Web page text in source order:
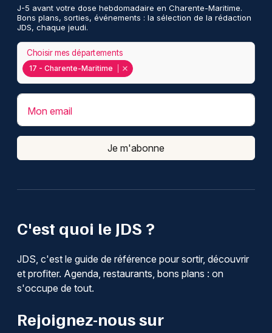
C'est quoi le JDS ?
JDS, c'est le guide de référence pour sortir, découvrir
et profiter. Agenda, restaurants, bons plans : on
s'occupe de tout.
Rejoignez-nous sur
J-5 avant votre dose hebdomadaire en Charente-Maritime.
Bons plans, sorties, événements : la sélection de la rédaction
JDS, chaque jeudi.
17 - Charente-Maritime
Choisir mes départements
Mon email
Je m'abonne